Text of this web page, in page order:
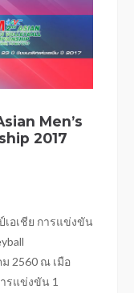
Men’s
2017
อเชีย การแข่งขัน
2560 ณ เมือ
รแข่งขัน 1